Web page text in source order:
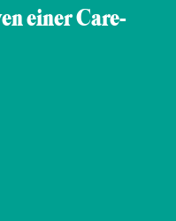
einer Care-